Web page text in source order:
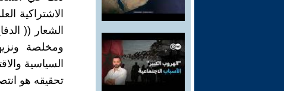
الاشتراكية
الشعار ((
ومخلصة
السياسية
تحقيقه هو